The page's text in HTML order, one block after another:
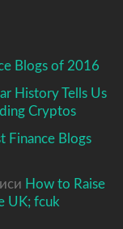
Blogs of 2016
History Tells Us
Cryptos
Finance Blogs
How to Raise
UK; fcuk